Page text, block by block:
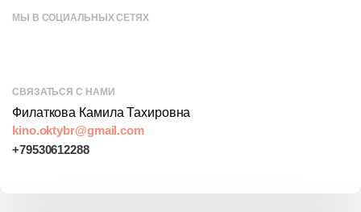
МЫ В СОЦИАЛЬНЫХ СЕТЯХ
СВЯЗАТЬСЯ С НАМИ
Филаткова Камила Тахировна
kino.oktybr@gmail.com
+79530612288